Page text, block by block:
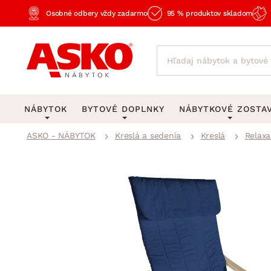
Osobné odbery vždy zadarmo 95 % produktov skladom
NÁBYTOK BYTOVÉ DOPLNKY
Stropné osvetlenie
Lustre a závesné
Stojacie lampy
Zobrazit vše
NÁBYTKOVÉ
Kancelárske
Kuchynské
Detské zostavy
Predsieňové
ASKO - NÁBYTOK Kreslá a sedenia Kreslá